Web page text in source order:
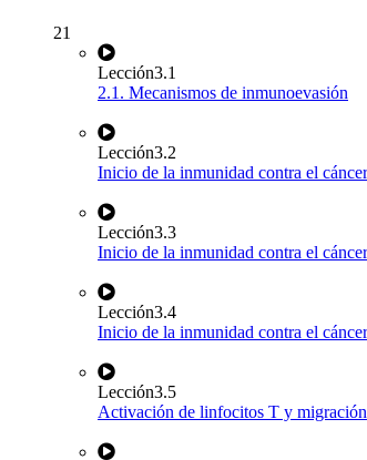
21
Lección3.1
2.1. Mecanismos de inmunoevasión
Lección3.2
Inicio de la inmunidad contra el
Lección3.3
Inicio de la inmunidad contra el
Lección3.4
Inicio de la inmunidad contra el
Lección3.5
Activación de linfocitos T y migración